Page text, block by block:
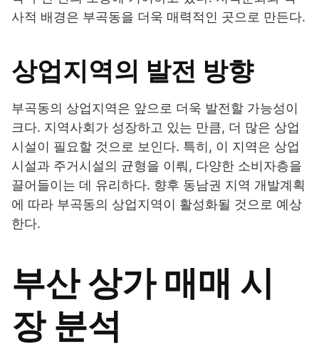
사적 배경은 부곡동을 더욱 매력적인 곳으로 만든다.
상업지역의 발전 방향
부곡동의 상업지역은 앞으로 더욱 발전할 가능성이
크다. 지역사회가 성장하고 있는 만큼, 더 많은 상업
시설이 필요할 것으로 보인다. 특히, 이 지역은 상업
시설과 주거시설의 균형을 이뤄, 다양한 소비자층을
끌어들이는 데 유리하다. 향후 동남권 지역 개발계획
에 따라 부곡동의 상업지역이 활성화될 것으로 예상
한다.
부산 상가 매매 시
장 분석